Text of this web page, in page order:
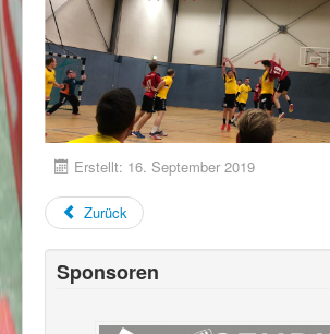
Erstellt: 16. September 2019
Zurück
Sponsoren